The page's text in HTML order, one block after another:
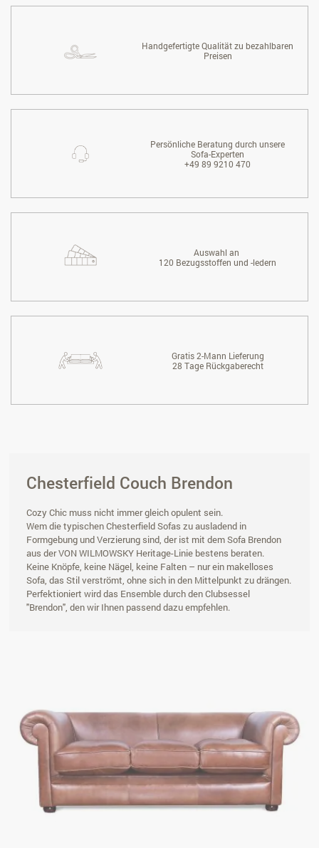
Handgefertigte Qualität zu bezahlbaren
Preisen
Persönliche Beratung durch unsere
Sofa-Experten
+49 89 9210 470
Auswahl an
120 Bezugsstoffen und -ledern
Gratis 2-Mann Lieferung
28 Tage Rückgaberecht
Chesterfield Couch Brendon
Cozy Chic muss nicht immer gleich opulent sein.
Wem die typischen Chesterfield Sofas zu ausladend in
Formgebung und Verzierung sind, der ist mit dem Sofa Brendon
aus der VON WILMOWSKY Heritage-Linie bestens beraten.
Keine Knöpfe, keine Nägel, keine Falten – nur ein makelloses
Sofa, das Stil verströmt, ohne sich in den Mittelpunkt zu drängen.
Perfektioniert wird das Ensemble durch den Clubsessel
"Brendon", den wir Ihnen passend dazu empfehlen.